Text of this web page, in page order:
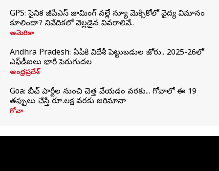
GPS: సైనిక జీపీఎస్ జామింగ్ వల్లే న్యూ మెక్సికోలో వైద్య విమానం
కూలిందా? నివేదికలో వెల్లడైన వివరాలివే..
అమెరికా
Andhra Pradesh: ఏపీకి విదేశీ పెట్టుబడుల జోరు.. 2025-26లో
ఎఫ్‌డీఐలు భారీ పెరుగుదల
ఆంధ్రప్రదేశ్
Goa: బీచ్ పార్టీల నుంచి చెత్త వేయడం వరకు... గోవాలో ఈ 19
తప్పులు చేస్తే రూ.లక్ష వరకు జరిమానా
గోవా